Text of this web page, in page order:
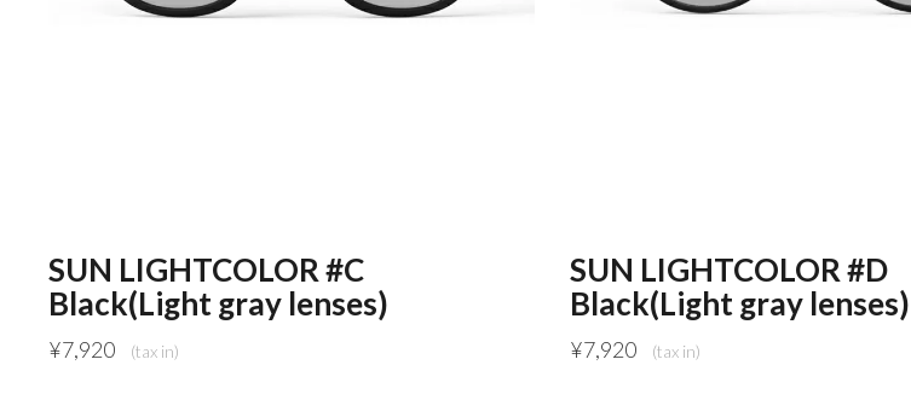
SUN LIGHTCOLOR #C
Black(Light gray lenses)
¥7,920
SUN LIGHTCOLOR #D
Black(Light gray lenses)
¥7,920